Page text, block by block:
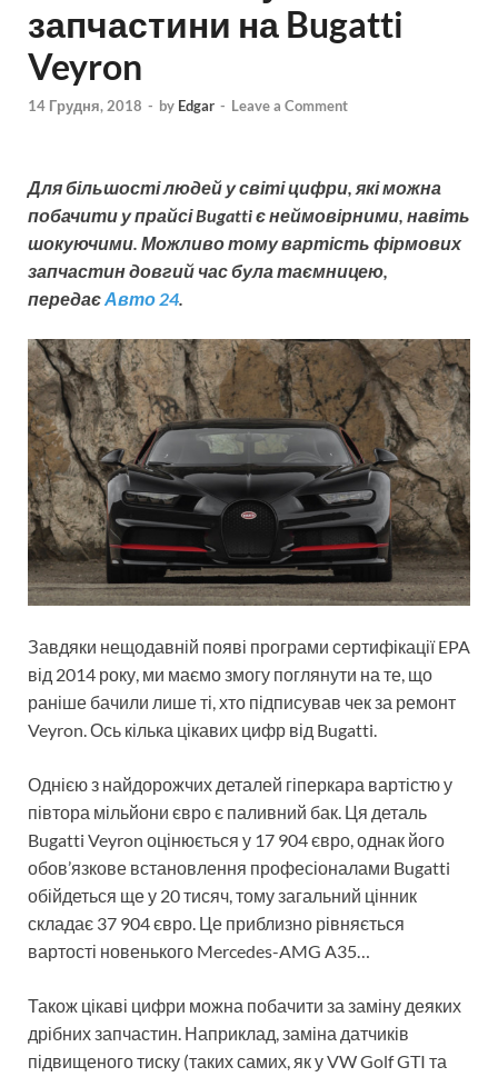
запчастини на Bugatti
Veyron
14 Грудня, 2018 - by Edgar - Leave a Comment
Для більшості людей у світі цифри, які можна
побачити у прайсі Bugatti є неймовірними, навіть
шокуючими. Можливо тому вартість фірмових
запчастин довгий час була таємницею,
передаєАвто 24.
Завдяки нещодавній появі програми сертифікації EPA
від 2014 року, ми маємо змогу поглянути на те, що
раніше бачили лише ті, хто підписував чек за ремонт
Veyron. Ось кілька цікавих цифр від Bugatti.
Однією з найдорожчих деталей гіперкара вартістю у
півтора мільйони євро є паливний бак. Ця деталь
Bugatti Veyron оцінюється у 17 904 євро, однак його
обов’язкове встановлення професіоналами Bugatti
обійдеться ще у 20 тисяч, тому загальний цінник
складає 37 904 євро. Це приблизно рівняється
вартості новенького Mercedes-AMG A35…
Також цікаві цифри можна побачити за заміну деяких
дрібних запчастин. Наприклад, заміна датчиків
підвищеного тиску (таких самих, як у VW Golf GTI та